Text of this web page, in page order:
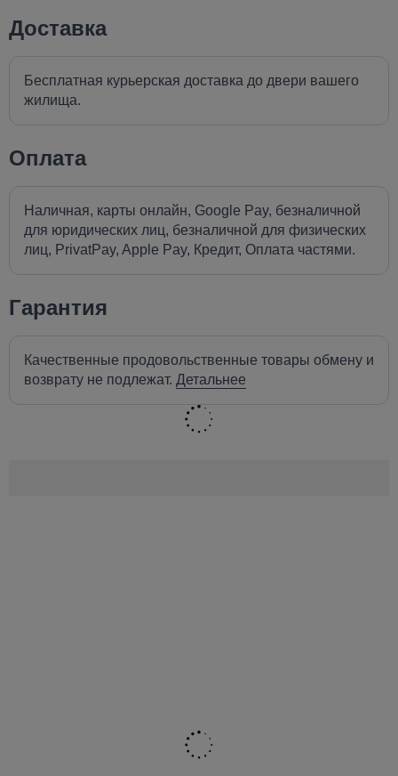
Доставка
Бесплатная курьерская доставка до двери вашего
жилища.
Оплата
Наличная, карты онлайн, Google Pay, безналичной
для юридических лиц, безналичной для физических
лиц, PrivatPay, Apple Pay, Кредит, Оплата частями.
Гарантия
Качественные продовольственные товары обмену и
возврату не подлежат. Детальнее